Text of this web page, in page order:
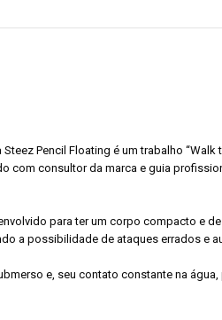
Pencil Floating é um trabalho
com consultor da marca e guia
para ter um corpo compacto e
a possibilidade de ataques errados e
e, seu contato constante na